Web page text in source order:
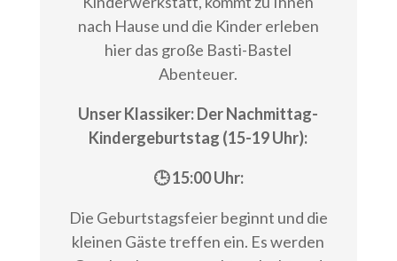
nach Hause und die Kinder erleben
hier das große Basti-Bastel
Abenteuer.
Unser Klassiker: Der Nachmittag-
Kindergeburtstag (15-19 Uhr):
🕒 15:00 Uhr:
Die Geburtstagsfeier beginnt und die
kleinen Gäste treffen ein. Es werden